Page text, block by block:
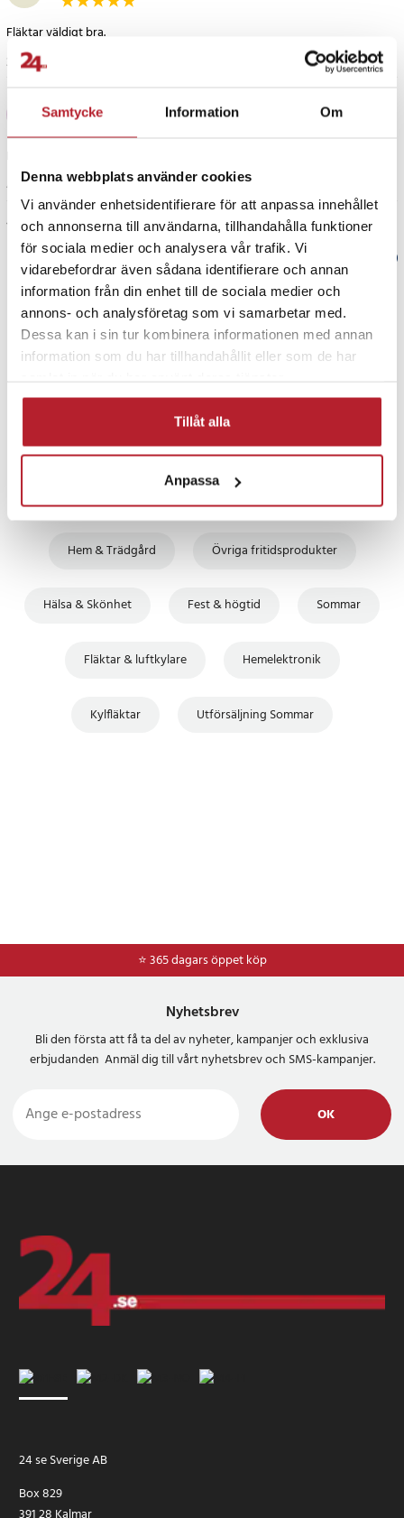
Samtycke Information Om
Denna webbplats använder cookies
Vi använder enhetsidentifierare för att anpassa innehållet
och annonserna till användarna, tillhandahålla funktioner
för sociala medier och analysera vår trafik. Vi
vidarebefordrar även sådana identifierare och annan
information från din enhet till de sociala medier och
annons- och analysföretag som vi samarbetar med.
Dessa kan i sin tur kombinera informationen med annan
information som du har tillhandahållit eller som de har
Tillåt alla
Anpassa
Fläktar väldigt bra.
3 år sedan
Lena
4 år sedan
Visa fler recensioner
PRISGARANTI
UTFÖRSÄLJNING
Fortsätt att fynda
Hem & Trädgård Övriga fritidsprodukter
Hälsa & Skönhet Fest & högtid Sommar
Fläktar & luftkylare Hemelektronik
Kylfläktar Utförsäljning Sommar
⭐ 365 dagars öppet köp
Nyhetsbrev
Bli den första att få ta del av nyheter, kampanjer och exklusiva
erbjudanden Anmäl dig till vårt nyhetsbrev och SMS-kampanjer.
OK
24 se Sverige AB
Box 829